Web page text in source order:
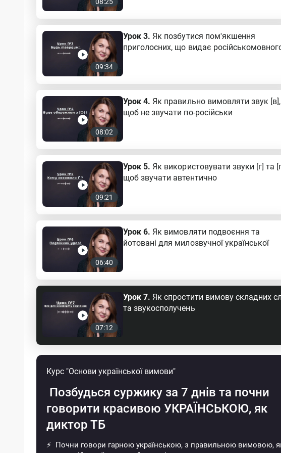
дала на цьому курсі, ваша мова вже звучатиме красиво і
милозвучно.
Бажаю вам успіху! Дякую за те, що були зі мною, і до зустрічі!
09:34
Урок 3. Як позбутися пом'якшення
приголосних, що видає
08:02
Урок 4. Як правильно вимовляти звук [в],
щоб не звучати по-російськи
09:21
Урок 5. Як використовувати звуки [г] та
щоб звучати автентично
06:40
Урок 6. Як вимовляти подвоєння та
йотовані для милозвучної української
07:12
Урок 7. Як спростити вимову складних
та звукосполучень
Курс "Основи української вимови"
Позбудься суржику за 7 днів та почни
говорити красивою УКРАЇНСЬКОЮ, як
диктор ТБ
⚡ Почни говори гарною українською, з правильною вимовою,